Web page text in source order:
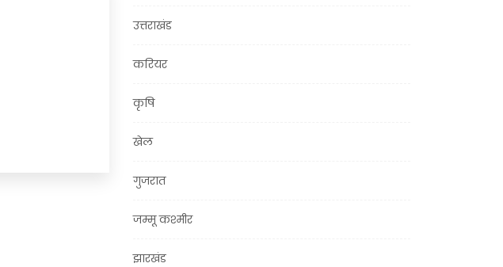
उत्तराखंड
करियर
कृषि
खेल
गुजरात
जम्मू कश्मीर
झारखंड